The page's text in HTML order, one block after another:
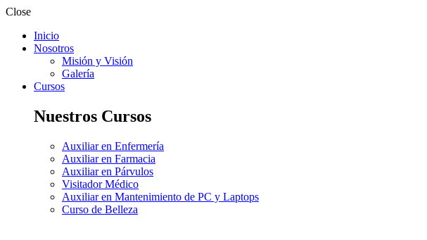
Close
Inicio
Nosotros
Misión y Visión
Galería
Cursos
Nuestros Cursos
Auxiliar en Enfermería
Auxiliar en Farmacia
Auxiliar en Párvulos
Visitador Médico
Auxiliar en Mantenimiento de PC y Laptops
Curso de Belleza